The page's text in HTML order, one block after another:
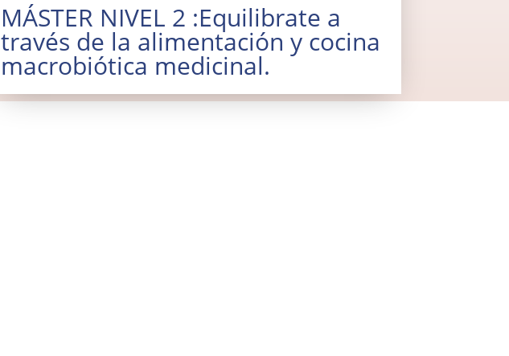
MÁSTER NIVEL 2 :Equilibrate a
través de la alimentación y cocina
macrobiótica medicinal.